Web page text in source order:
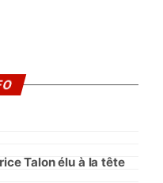
Talon élu à la tête